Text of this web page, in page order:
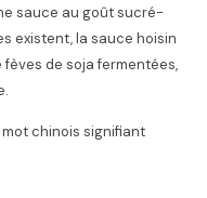
sauce au goût sucré-
existent, la sauce hoisin
de soja fermentées,
.
chinois signifiant